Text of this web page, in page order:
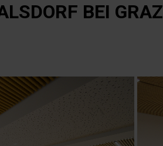
BEI GRAZ